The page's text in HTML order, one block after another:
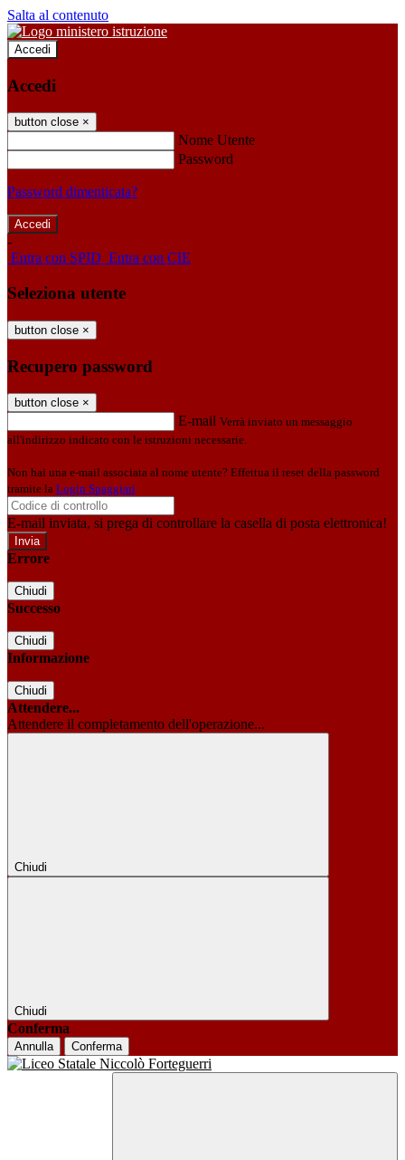
Salta al contenuto
Accedi
Accedi
button close ×
Nome Utente
Password
Password dimenticata?
-
Entra con SPID Entra con CIE
Seleziona utente
button close ×
Recupero password
button close ×
E-mail Verrà inviato un messaggio
all'indirizzo indicato con le istruzioni necessarie.
Non hai una e-mail associata al nome utente? Effettua il reset della password
tramite la Login Spaggiari
E-mail inviata, si prega di controllare la casella di posta elettronica!
Errore
Chiudi
Successo
Chiudi
Informazione
Chiudi
Attendere...
Attendere il completamento dell'operazione...
Chiudi
Chiudi
Conferma
Annulla Conferma